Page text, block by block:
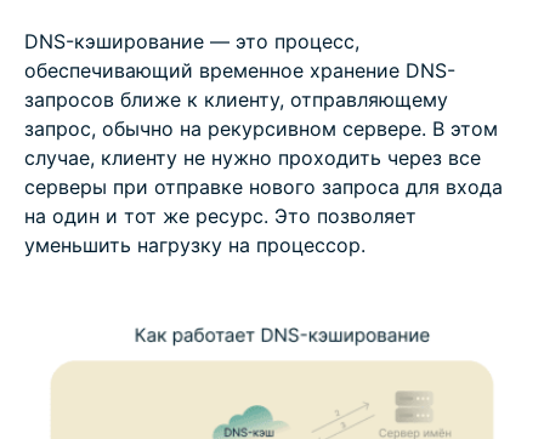
DNS-кэширование — это процесс,
обеспечивающий временное хранение DNS-
запросов ближе к клиенту, отправляющему
запрос, обычно на рекурсивном сервере. В этом
случае, клиенту не нужно проходить через все
серверы при отправке нового запроса для входа
на один и тот же ресурс. Это позволяет
уменьшить нагрузку на процессор.